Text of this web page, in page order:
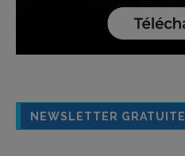
NEWSLETTER GRATUITE